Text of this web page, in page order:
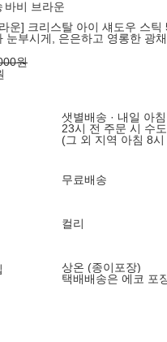
바비 브라운
운] 크리스탈 아이 섀도우 스틱
눈부시게, 은은하고 영롱한 광채
원
샛별배송 · 내일 아침
23시 전 주문 시 수
(그 외 지역 아침 8
무료배송
컬리
상온 (종이포장)
택배배송은 에코 포